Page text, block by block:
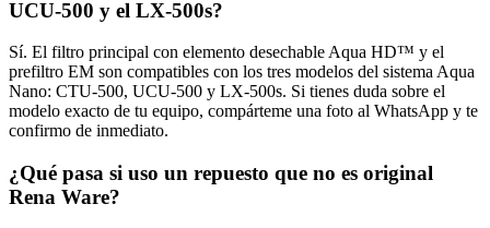
UCU-500 y el LX-500s?
Sí. El filtro principal con elemento desechable Aqua HD™ y el
prefiltro EM son compatibles con los tres modelos del sistema Aqua
Nano: CTU-500, UCU-500 y LX-500s. Si tienes duda sobre el
modelo exacto de tu equipo, compárteme una foto al WhatsApp y te
confirmo de inmediato.
¿Qué pasa si uso un repuesto que no es original
Rena Ware?